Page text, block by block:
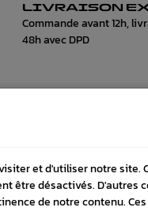
LIVRAISON
Commande avant 12h,
48h avec DPD
et d'utiliser notre site.
être désactivés. D'autres
de notre contenu.